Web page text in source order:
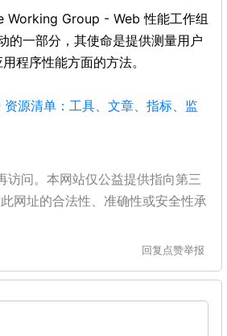
Working Group - Web 性能工作组
的一部分，其使命是提供测量用户
程序性能方面的方法。
源清单：工具、文章、指标、监
访问。本网站仅公益提供指向第三
网址的合法性、准确性或安全性承
回复 点赞举报